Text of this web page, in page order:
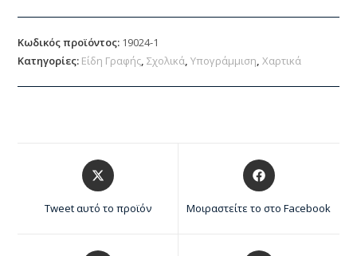
Κωδικός προϊόντος: 19024-1
Κατηγορίες: Είδη Γραφής,Σχολικά,Υπογράμμιση,Χαρτικά
Tweet αυτό το προϊόν Μοιραστείτε το στο Facebook